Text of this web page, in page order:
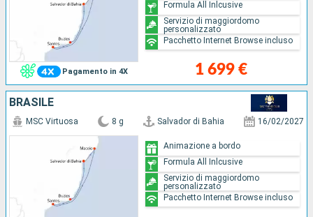
Pagamento in 4X 1 699 €
Formula All Inlcusive
Servizio di maggiordomo
personalizzato
Pacchetto Internet Browse incluso
BRASILE
MSC Virtuosa 8 g Salvador di Bahia 16/02/2027
Animazione a bordo
Formula All Inlcusive
Servizio di maggiordomo
personalizzato
Pacchetto Internet Browse incluso